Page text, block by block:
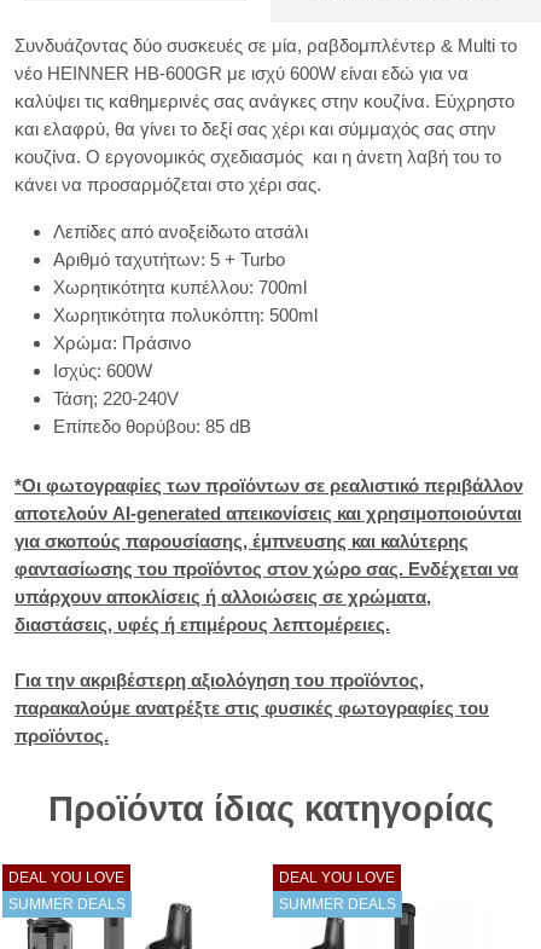
Συνδυάζοντας δύο συσκευές σε μία, ραβδομπλέντερ & Multi το
νέο HEINNER HB-600GR με ισχύ 600W είναι εδώ για να
καλύψει τις καθημερινές σας ανάγκες στην κουζίνα. Εύχρηστο
και ελαφρύ, θα γίνει το δεξί σας χέρι και σύμμαχός σας στην
κουζίνα. Ο εργονομικός σχεδιασμός και η άνετη λαβή του το
κάνει να προσαρμόζεται στο χέρι σας.
Λεπίδες από ανοξείδωτο ατσάλι
Αριθμό ταχυτήτων: 5 + Turbo
Χωρητικότητα κυπέλλου: 700ml
Χωρητικότητα πολυκόπτη: 500ml
Χρώμα: Πράσινο
Ισχύς: 600W
Τάση; 220-240V
Επίπεδο θορύβου: 85 dB
*Οι φωτογραφίες των προϊόντων σε ρεαλιστικό περιβάλλον
αποτελούν AI-generated απεικονίσεις και χρησιμοποιούνται
για σκοπούς παρουσίασης, έμπνευσης και καλύτερης
φαντασίωσης του προϊόντος στον χώρο σας. Ενδέχεται να
υπάρχουν αποκλίσεις ή αλλοιώσεις σε χρώματα,
διαστάσεις, υφές ή επιμέρους λεπτομέρειες.
Για την ακριβέστερη αξιολόγηση του προϊόντος,
παρακαλούμε ανατρέξτε στις φυσικές φωτογραφίες του
προϊόντος.
Προϊόντα ίδιας κατηγορίας
DEAL YOU LOVE
SUMMER DEALS
DEAL YOU LOVE
SUMMER DEALS